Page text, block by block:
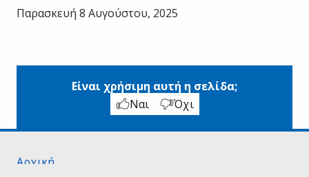
Παρασκευή 8 Αυγούστου, 2025
Είναι χρήσιμη αυτή η σελίδα;
Ναι
Όχι
Αρχική